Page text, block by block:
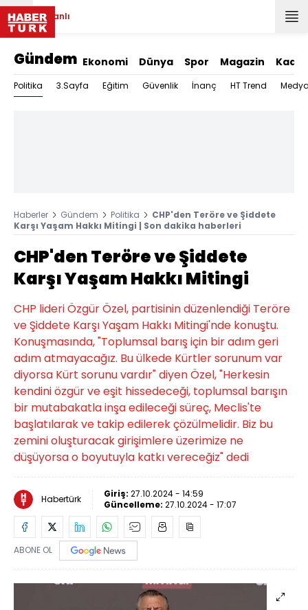
Canlı
Gündem Ekonomi Dünya Spor Magazin Kadın
Politika 3.Sayfa Eğitim Güvenlik İnanç HT Trend
Haberler Gündem Politika
CHP'den Teröre ve Şiddete
Karşı Yaşam Hakkı Mitingi | Son dakika haberleri
CHP'den Teröre ve Şiddete
Karşı Yaşam Hakkı Mitingi
CHP lideri Özgür Özel, partisinin düzenlendiği Teröre
ve Şiddete Karşı Yaşam Hakkı Mitingi'nde konuştu.
Konuşmasında, "Toplumsal barış için bir adım geri
adım atmayacağız. Bu ülkede Kürtler sorunum var
diyorsa Kürt sorunu vardır" diyen Özel, "Herkesin
kendini özgür ve eşit hissedeceği, toplumsal barışın
bir mutabakatla inşa edileceği süreç, Meclis'te
başlatılarak ve takip edilerek çözülmelidir. Biz bu
zemini oluşturacak girişimlere üzerimize ne
düşüyorsa o boyutuyla katkı vereceğiz" dedi
Habertürk Giriş: 27.10.2024 - 14:59
Güncelleme: 27.10.2024 - 17:07
ABONE OL